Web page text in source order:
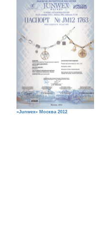
«Junwex» Москва 2012